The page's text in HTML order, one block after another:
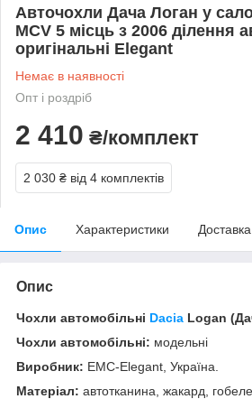
Авточохли Дача Логан у
MCV 5 місць з 2006 ділення
оригінальні Elegant
Немає в наявності
Опт і роздріб
2 410 ₴/комплект
2 030 ₴ від 4 комплектів
Опис Характеристики Доставка
Опис
Чохли автомобільні Dacia Logan
Чохли автомобільні: модельні
Виробник: EMC-Elegant, Україна.
Матеріал: автотканина, жакард,